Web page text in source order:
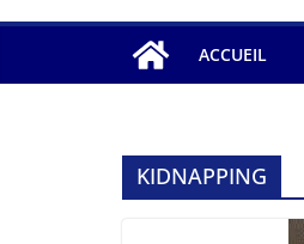
ACCUEIL
KIDNAPPING